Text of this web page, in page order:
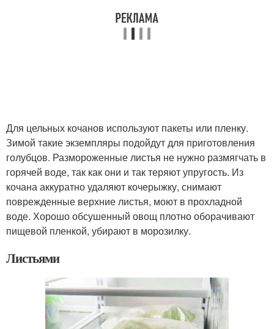
Для цельных кочанов используют пакеты или пленку.
Зимой такие экземпляры подойдут для приготовления
голубцов. Размороженные листья не нужно размягчать в
горячей воде, так как они и так теряют упругость. Из
кочана аккуратно удаляют кочерыжку, снимают
поврежденные верхние листья, моют в прохладной
воде. Хорошо обсушенный овощ плотно оборачивают
пищевой пленкой, убирают в морозилку.
Листьями